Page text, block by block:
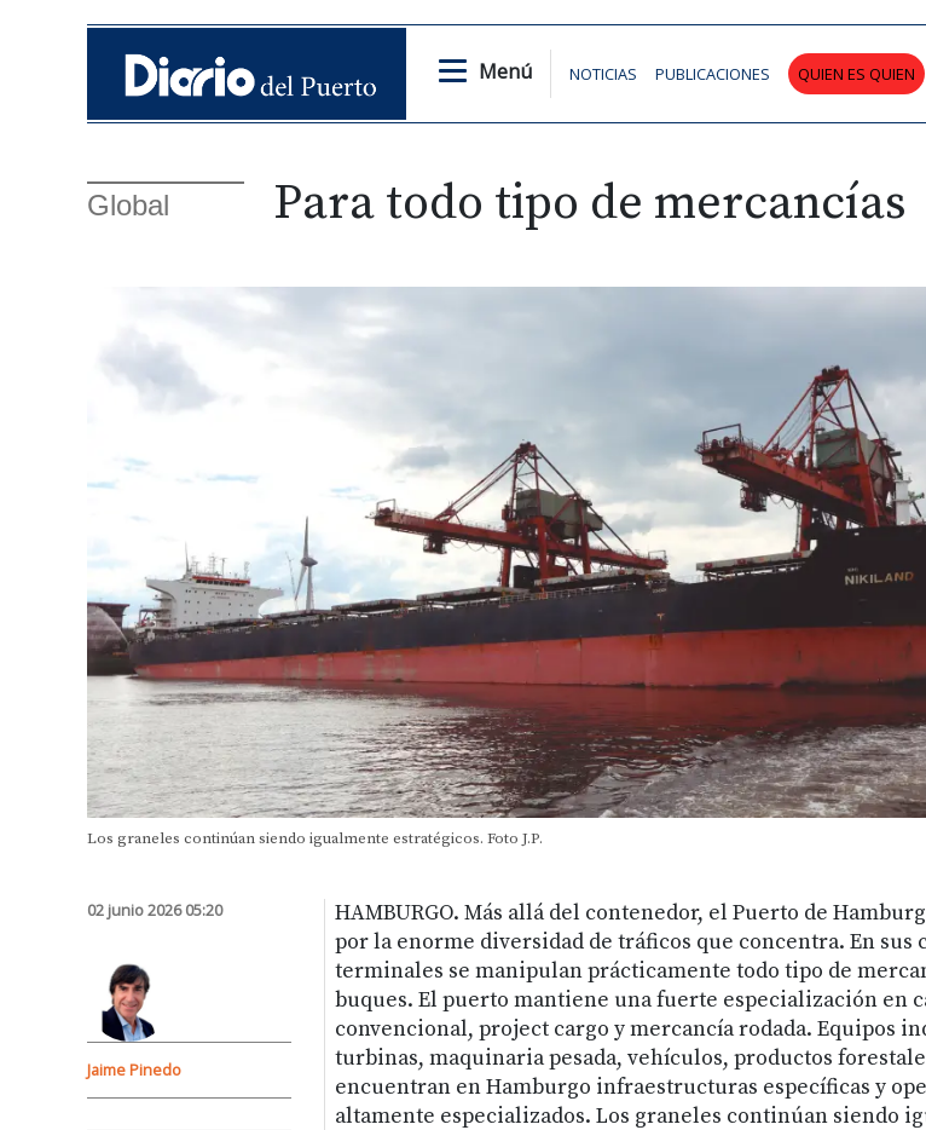
Menú NOTICIAS PUBLICACIONES QUIEN ES QUIEN
Global Para todo tipo de mercancías
Los graneles continúan siendo igualmente estratégicos. Foto J.P.
02 junio 2026 05:20
Jaime Pinedo
HAMBURGO. Más allá del contenedor, el Puerto de
por la enorme diversidad de tráficos que concentra. En sus
terminales se manipulan prácticamente todo tipo de
buques. El puerto mantiene una fuerte especialización en
convencional, project cargo y mercancía rodada. Equipos
turbinas, maquinaria pesada, vehículos, productos
encuentran en Hamburgo infraestructuras específicas y
altamente especializados. Los graneles continúan siendo